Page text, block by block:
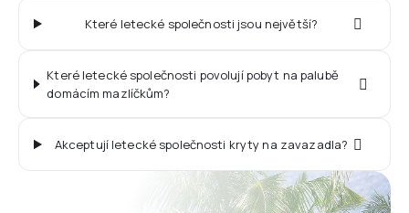
Které letecké společnosti jsou největší?
Které letecké společnosti povolují pobyt na palubě
domácím mazlíčkům?
Akceptují letecké společnosti kryty na zavazadla?